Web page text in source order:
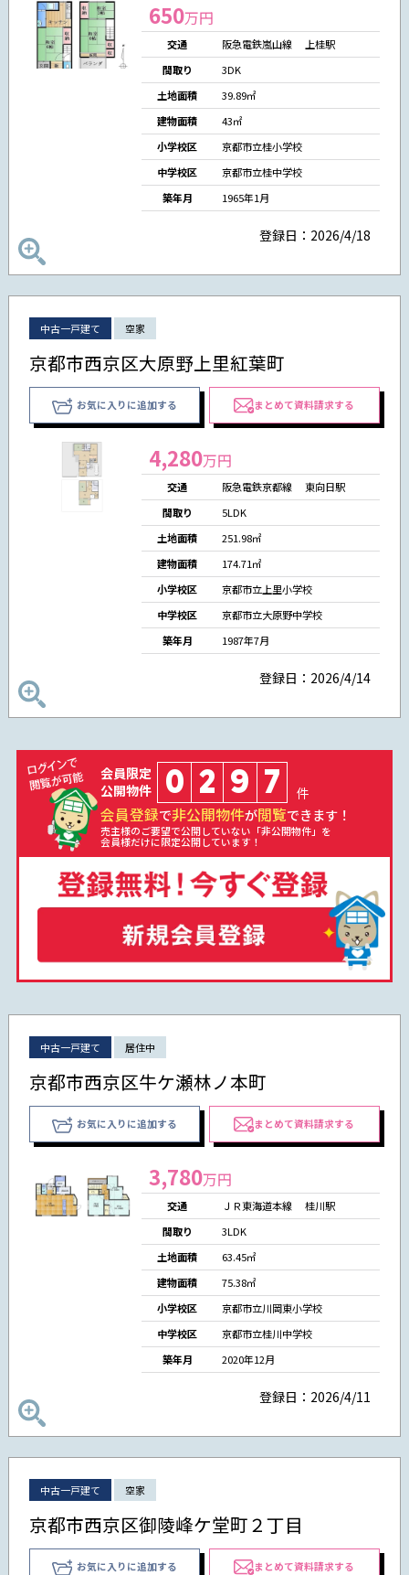
650万円
交通
阪急電鉄嵐山線 上桂駅
間取り
3DK
土地面積
39.89㎡
建物面積
43㎡
小学校区
京都市立桂小学校
中学校区
京都市立桂中学校
築年月
1965年1月
登録日：2026/4/18
中古一戸建て 空家
京都市西京区大原野上里紅葉町
お気に入りに追加する まとめて資料請求する
4,280万円
交通
阪急電鉄京都線 東向日駅
間取り
5LDK
土地面積
251.98㎡
建物面積
174.71㎡
小学校区
京都市立上里小学校
中学校区
京都市立大原野中学校
築年月
1987年7月
登録日：2026/4/14
会員限定
公開物件
0 2 9 7 件
会員登録で非公開物件が閲覧できます！
売主様のご要望で公開していない「非公開物件」を
会員様だけに限定公開しています！
中古一戸建て 居住中
京都市西京区牛ケ瀬林ノ本町
お気に入りに追加する まとめて資料請求する
3,780万円
交通
ＪＲ東海道本線 桂川駅
間取り
3LDK
土地面積
63.45㎡
建物面積
75.38㎡
小学校区
京都市立川岡東小学校
中学校区
京都市立桂川中学校
築年月
2020年12月
登録日：2026/4/11
中古一戸建て 空家
京都市西京区御陵峰ケ堂町２丁目
お気に入りに追加する まとめて資料請求する